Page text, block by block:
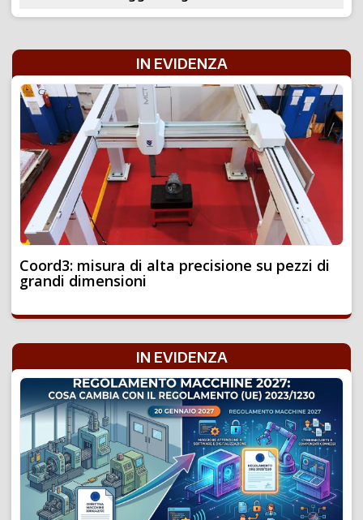
IN EVIDENZA
Coord3: misura di alta precisione su pezzi di
grandi dimensioni
IN EVIDENZA